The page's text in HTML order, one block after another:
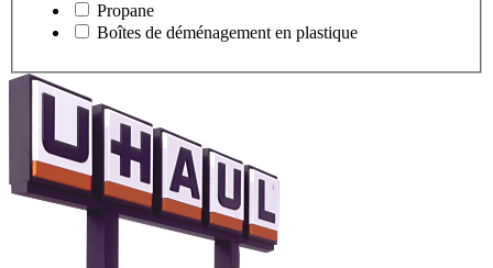
Propane
Boîtes de déménagement en plastique